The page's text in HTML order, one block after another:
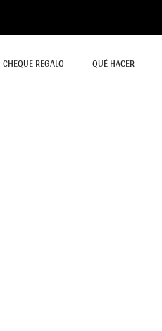
CHEQUE REGALO QUÉ HACER